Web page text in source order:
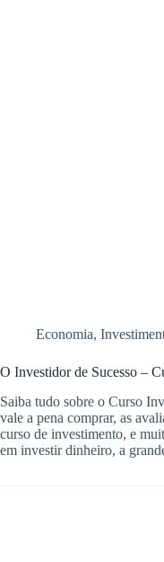
Economia,
O Investidor de Sucesso –
Saiba tudo sobre o Curso
vale a pena comprar, as
curso de investimento, e
em investir dinheiro, a